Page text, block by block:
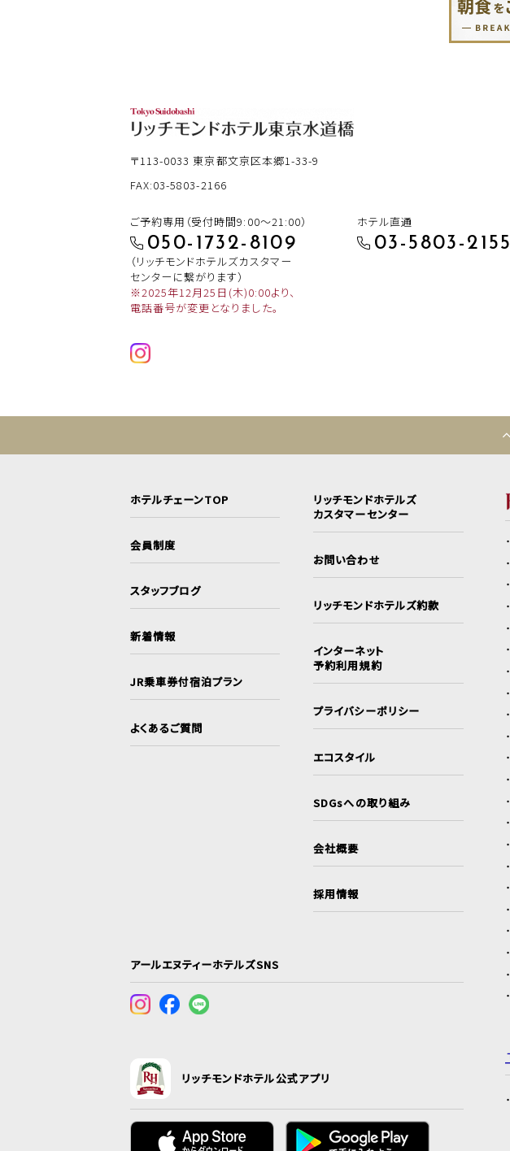
〒113-0033東京都文京区本郷1-33-9
FAX:03-5803-2166
ご予約専用（受付時間9:00～21:00）
050-1732-8109
（リッチモンドホテルズカスタマー
センターに繋がります）
※2025年12月25日(木)0:00より、
電話番号が変更となりました。
ホテル直通
03-5803-2155
ホテルチェーンTOP
会員制度
スタッフブログ
新着情報
JR乗車券付宿泊プラン
よくあるご質問
リッチモンドホテルズ
カスタマーセンター
お問い合わせ
リッチモンドホテルズ約款
インターネット
予約利用規約
プライバシーポリシー
エコスタイル
SDGsへの取り組み
会社概要
採用情報
アールエヌティーホテルズSNS
リッチモンドホテル公式アプリ